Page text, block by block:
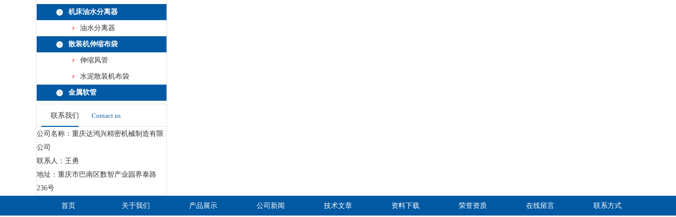
机床油水分离器
油水分离器
散装机伸缩布袋
伸缩风管
水泥散装机布袋
金属软管
联系我们 Contact us
公司名称：重庆达鸿兴精密机械制造有限
公司
联系人：王勇
地址：重庆市巴南区数智产业园界泰路
236号
首页 关于我们 产品展示 公司新闻 技术文章 资料下载 荣誉资质 在线留言 联系方式